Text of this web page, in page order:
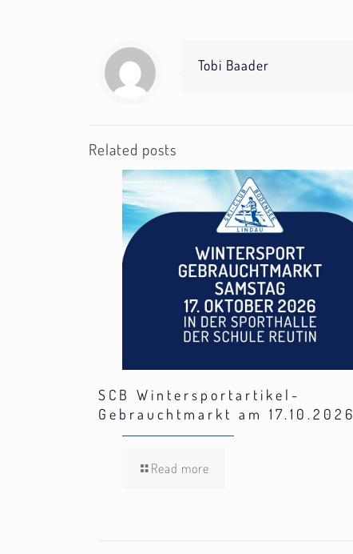
Tobi Baader
Related posts
SCB Wintersportartikel-
Gebrauchtmarkt am 17.10.2026
Read more